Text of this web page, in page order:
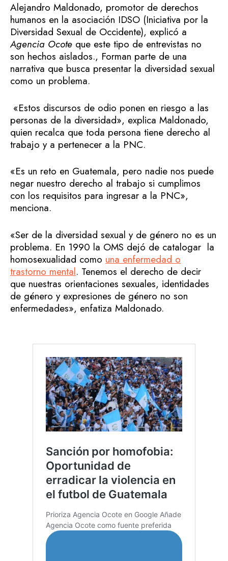
Alejandro Maldonado, promotor de derechos
humanos en la asociación IDSO (Iniciativa por la
Diversidad Sexual de Occidente), explicó a
Agencia Ocote que este tipo de entrevistas no
son hechos aislados., Forman parte de una
narrativa que busca presentar la diversidad sexual
como un problema.
«Estos discursos de odio ponen en riesgo a las
personas de la diversidad», explica Maldonado,
quien recalca que toda persona tiene derecho al
trabajo y a pertenecer a la PNC.
«Es un reto en Guatemala, pero nadie nos puede
negar nuestro derecho al trabajo si cumplimos
con los requisitos para ingresar a la PNC»,
menciona.
«Ser de la diversidad sexual y de género no es un
problema. En 1990 la OMS dejó de catalogar la
homosexualidad como una enfermedad o
trastorno mental. Tenemos el derecho de decir
que nuestras orientaciones sexuales, identidades
de género y expresiones de género no son
enfermedades», enfatiza Maldonado.